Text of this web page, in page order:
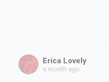
Erica Lovely
a month ago